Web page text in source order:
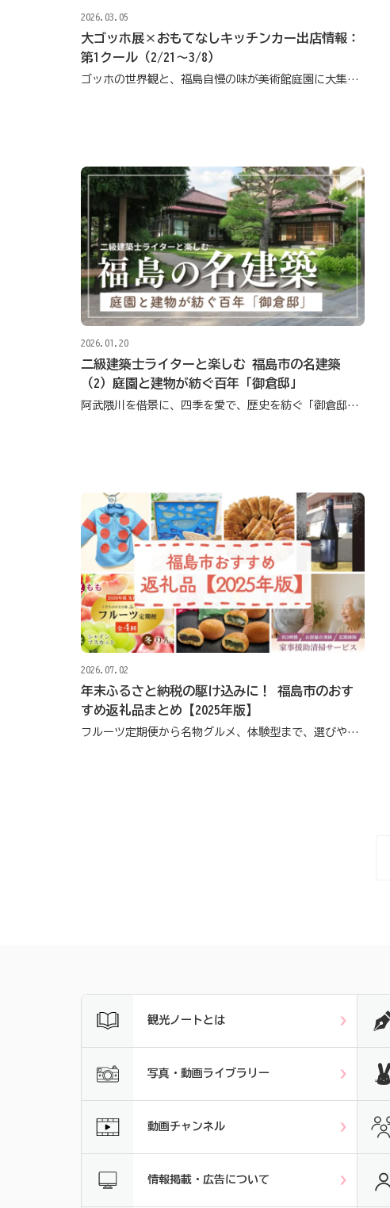
2026.03.05
大ゴッホ展×おもてなしキッチンカー出店情報：
第1クール（2/21〜3/8）
ゴッホの世界観と、福島自慢の味が美術館庭園に大集合！
2026.01.20
二級建築士ライターと楽しむ 福島市の名建築
（2）庭園と建物が紡ぐ百年「御倉邸」
阿武隈川を借景に、四季を愛で、歴史を紡ぐ「御倉邸」の風雅な佇まい
2026.07.02
年末ふるさと納税の駆け込みに！ 福島市のおす
すめ返礼品まとめ【2025年版】
フルーツ定期便から名物グルメ、体験型まで、選びやすい返礼品を厳選
観光ノートとは
写真・動画ライブラリー
動画チャンネル
情報掲載・広告について